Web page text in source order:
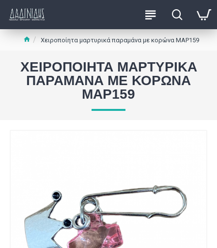
Χειροποίητα μαρτυρικά παραμάνα με κορώνα ΜΑΡ159
ΧΕΙΡΟΠΟΊΗΤΑ ΜΑΡΤΥΡΙΚΆ
ΠΑΡΑΜΆΝΑ ΜΕ ΚΟΡΏΝΑ
ΜΑΡ159